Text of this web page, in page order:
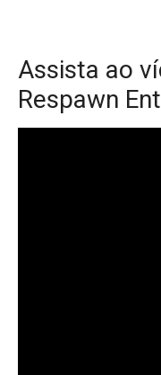
Assista ao
Respawn